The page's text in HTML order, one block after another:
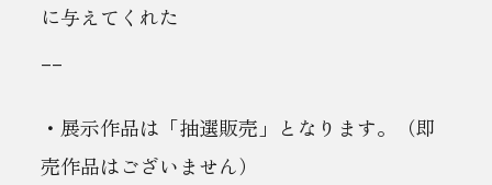
に与えてくれた
・展示作品は「抽選販売」となります。（即
売作品はございません）